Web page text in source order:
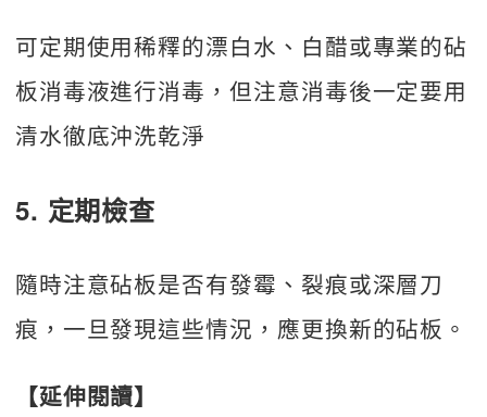
可定期使用稀釋的漂白水、白醋或專業的砧
板消毒液進行消毒，但注意消毒後一定要用
清水徹底沖洗乾淨
5. 定期檢查
隨時注意砧板是否有發霉、裂痕或深層刀
痕，一旦發現這些情況，應更換新的砧板。
【延伸閱讀】